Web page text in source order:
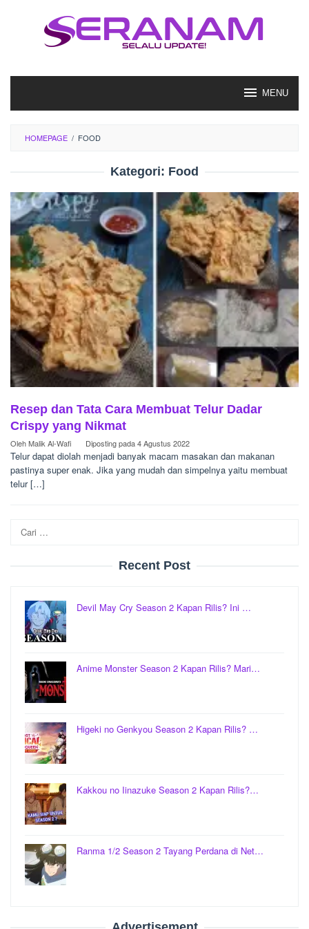
MENU
HOMEPAGE / FOOD
Kategori: Food
Resep dan Tata Cara Membuat Telur Dadar
Crispy yang Nikmat
OlehMalik Al-Wafi Diposting pada4 Agustus 2022
Telur dapat diolah menjadi banyak macam masakan dan makanan
pastinya super enak. Jika yang mudah dan simpelnya yaitu membuat
telur […]
Cari
untuk:
Recent Post
Devil May Cry Season 2 Kapan Rilis? Ini …
Anime Monster Season 2 Kapan Rilis? Mari…
Higeki no Genkyou Season 2 Kapan Rilis? …
Kakkou no Iinazuke Season 2 Kapan Rilis?…
Ranma 1/2 Season 2 Tayang Perdana di Net…